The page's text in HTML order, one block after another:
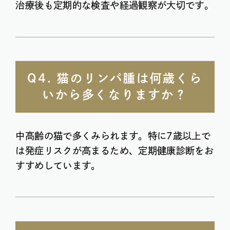
治療後も定期的な検査や経過観察が大切です。
Q4. 猫のリンパ腫は何歳くら
いから多くなりますか？
中高齢の猫で多くみられます。特に7歳以上で
は発症リスクが高まるため、定期健康診断をお
すすめしています。